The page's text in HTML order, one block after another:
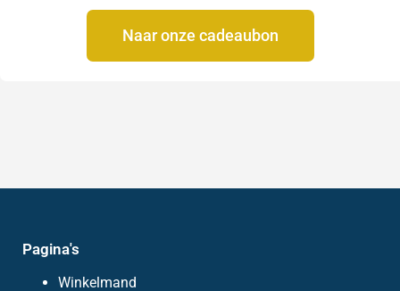
Naar onze cadeaubon
Pagina's
Winkelmand